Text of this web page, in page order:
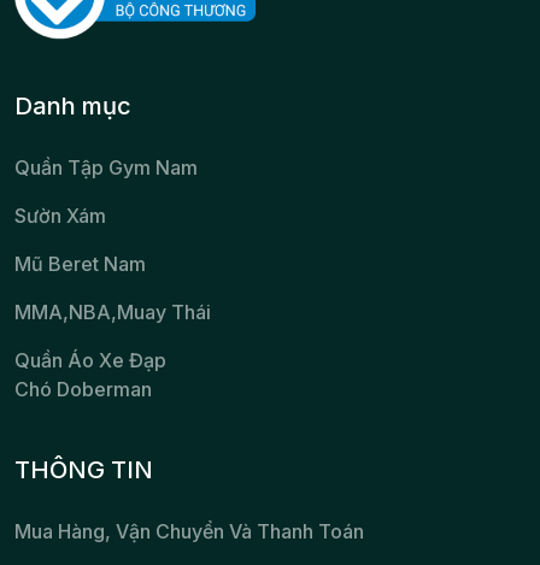
Danh mục
Quần Tập Gym Nam
Sườn Xám
Mũ Beret Nam
MMA,NBA,Muay Thái
Quần Áo Xe Đạp
Chó Doberman
THÔNG TIN
Mua Hàng, Vận Chuyển Và Thanh Toán